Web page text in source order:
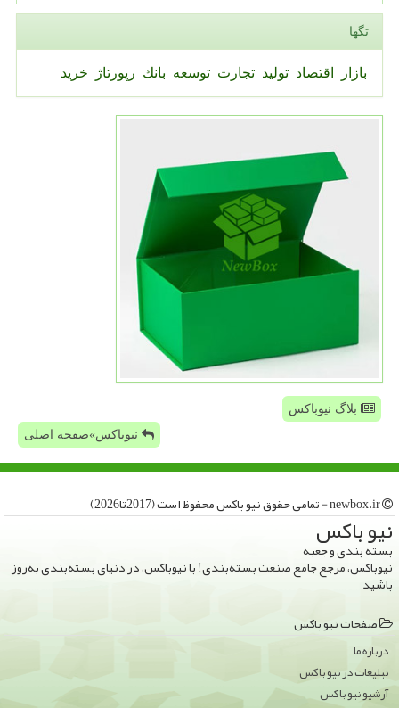
تگها
بازار اقتصاد تولید تجارت توسعه بانك رپورتاژ خرید
بلاگ نیوباکس
نیوباکس»صفحه اصلی
نیو باكس
بسته بندی و جعبه
نیوباکس، مرجع جامع صنعت بسته‌بندی! با نیوباکس، در دنیای بسته‌بندی به‌روز
باشید
صفحات نیو باكس
درباره ما
تبلیغات در نیو باكس
آرشیو نیو باكس